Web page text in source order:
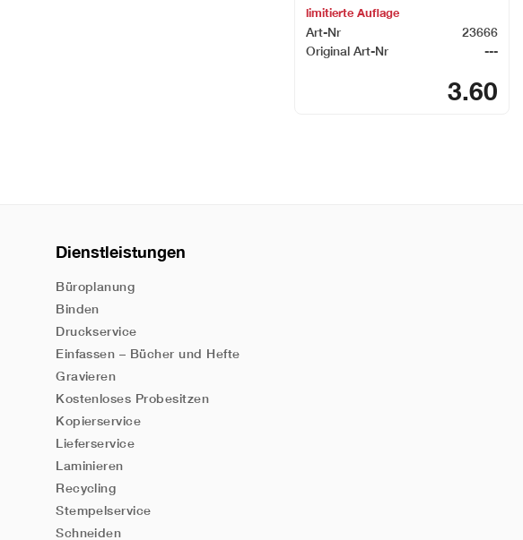
limitierte Auflage
Art-Nr
23666
Original Art-Nr
---
3.60
Dienstleistungen
Büroplanung
Binden
Druckservice
Einfassen – Bücher und Hefte
Gravieren
Kostenloses Probesitzen
Kopierservice
Lieferservice
Laminieren
Recycling
Stempelservice
Schneiden